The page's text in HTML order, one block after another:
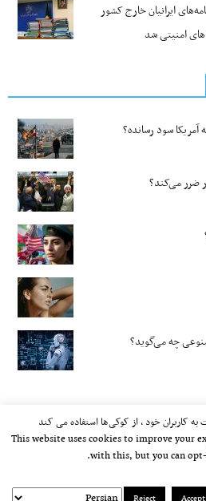
ایرانیان خارج کشور
امنیتی شد
سود رسانده؟
ضرر می‌کند؟
چه می‌گوید؟
به کاربران خود ، از کوکی‌ها استفاده می کند
This website uses cookies to improve your
with this, but you can